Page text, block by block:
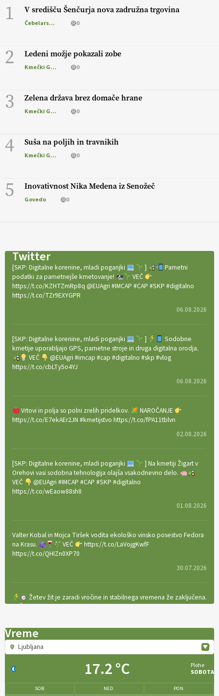
1 V središču Šenčurja nova zadružna trgovina
Čebelarstvo 0
2 Ledeni možje pokazali zobe
Kmečki Glas 0
3 Zelena država brez domače hrane
Kmečki Glas 0
4 Suša na poljih in travnikih
Kmečki Glas 0
5 Inovativnost Nika Medena iz Senožeč
Govedo 0
Twitter
[SKP: Digitalne korenine, mladi poganjki ]
Pametni
podatki za pametnejše kmetovanje!
VEČ
https://t.co/KZHTZmRp8q @EUAgri #IMCAP #CAP #SKP #digitalno
https://t.co/TZr9EXYGPR
06.08.2026
[SKP: Digitalne korenine, mladi poganjki ]
Sodobne
kmetije uporabljajo GPS, pametne stroje in druga digitalna orodja.
VEČ
@EUAgri #imcap #cap #digitalno #skp #vlog
https://t.co/cbLTy5o4YJ
06.08.2026
Vrtovi in polja so polni zrelih pridelkov.
NAROČANJE
https://t.co/E7ekAEr2JN #kmetijstvo https://t.co/fPA11tblvn
02.08.2026
[SKP: Digitalne korenine, mladi poganjki
] Na kmetiji Žigart v
Orehovi vasi sodobna tehnologija olajša vsakodnevno delo.
VEČ
@EUAgri #IMCAP #CAP #SKP #digitalno
https://t.co/wEaow88sh8
01.08.2026
Valter Kobal in Mojca Tiršek vodita ekološko vinsko posestvo Fedora
na Krasu.
VEČ
https://t.co/LaVojgKwfF
https://t.co/QHIZn0XP70
30.07.2026
Žetev žit je zaradi vročine in stabilnega vremena že zaključena.
VEČ
https://t.co/bBWaIz6Hhh https://t.co/TtKoOF5ENS
[EKOloško = LOGIČNO
Ameriške borovnice so odlična izbira za
#IMCAP #CAP https://t.co/tQd9tB1THk
22.07.2026
Vreme
Ljubljana
17.2 °C
Plohe
SOBOTA
SOB. NED. PON.